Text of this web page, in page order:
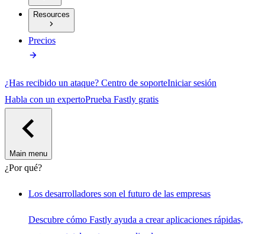
Resources
Precios
¿Has recibido un ataque? Centro de soporteIniciar sesión
Habla con un expertoPrueba Fastly gratis
Main menu
¿Por qué?
Los desarrolladores son el futuro de las empresas
Descubre cómo Fastly ayuda a crear aplicaciones rápidas,